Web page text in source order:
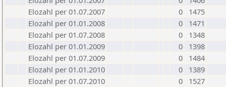
Elozahl per 01.07.2007
0
1475
Elozahl per 01.01.2008
0
1471
Elozahl per 01.07.2008
0
1348
Elozahl per 01.01.2009
0
1398
Elozahl per 01.07.2009
0
1484
Elozahl per 01.01.2010
0
1389
Elozahl per 01.07.2010
0
1527